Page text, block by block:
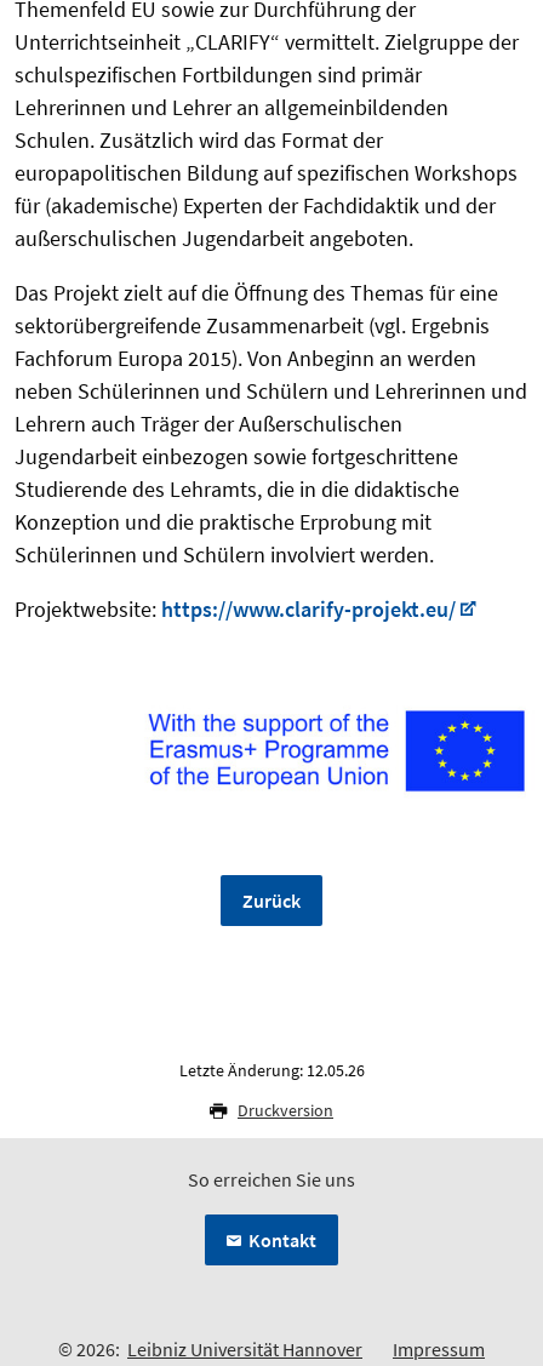
Themenfeld EU sowie zur Durchführung der
Unterrichtseinheit „CLARIFY“ vermittelt. Zielgruppe der
schulspezifischen Fortbildungen sind primär
Lehrerinnen und Lehrer an allgemeinbildenden
Schulen. Zusätzlich wird das Format der
europapolitischen Bildung auf spezifischen Workshops
für (akademische) Experten der Fachdidaktik und der
außerschulischen Jugendarbeit angeboten.
Das Projekt zielt auf die Öffnung des Themas für eine
sektorübergreifende Zusammenarbeit (vgl. Ergebnis
Fachforum Europa 2015). Von Anbeginn an werden
neben Schülerinnen und Schülern und Lehrerinnen und
Lehrern auch Träger der Außerschulischen
Jugendarbeit einbezogen sowie fortgeschrittene
Studierende des Lehramts, die in die didaktische
Konzeption und die praktische Erprobung mit
Schülerinnen und Schülern involviert werden.
Projektwebsite: https://www.clarify-projekt.eu/
Zurück
Letzte Änderung: 12.05.26
Druckversion
So erreichen Sie uns
Kontakt
© 2026: Leibniz Universität Hannover Impressum